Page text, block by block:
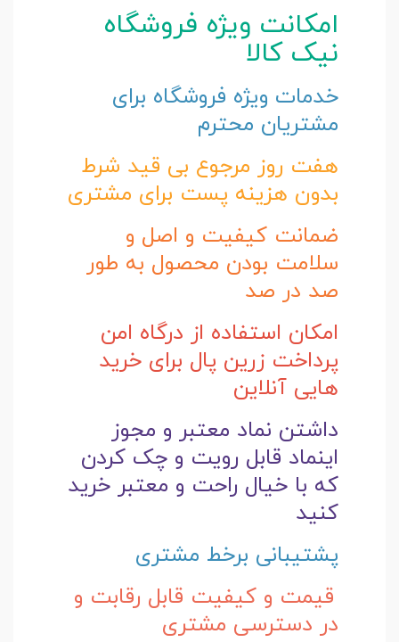
امکانت ویژه فروشگاه
نیک کالا
خدمات ویژه فروشگاه برای
مشتریان محترم
هفت روز مرجوع بی قید شرط
بدون هزینه پست برای مشتری
ضمانت کیفیت و اصل و
سلامت بودن محصول به طور
صد در صد
امکان استفاده از درگاه امن
پرداخت زرین پال برای خرید
هایی آنلاین
داشتن نماد معتبر و مجوز
اینماد قابل رویت و چک کردن
که با خیال راحت و معتبر خرید
کنید
پشتیبانی برخط مشتری
قیمت و کیفیت قابل رقابت و
در دسترسی مشتری